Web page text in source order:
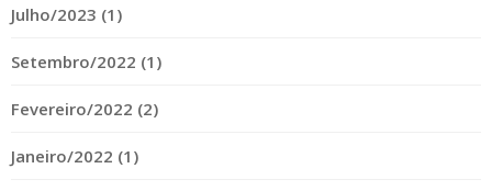
Julho/2023 (1)
Setembro/2022 (1)
Fevereiro/2022 (2)
Janeiro/2022 (1)